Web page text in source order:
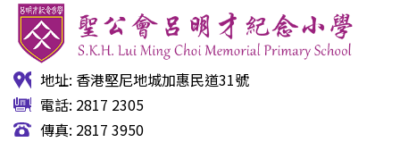
地址: 香港堅尼地城加惠民道31號
電話: 2817 2305
傳真: 2817 3950